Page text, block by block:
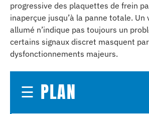
progressive des plaquettes de frein
inaperçue jusqu’à la panne totale.
allumé n’indique pas toujours un
certains signaux discret masquent
dysfonctionnements majeurs.
PLAN